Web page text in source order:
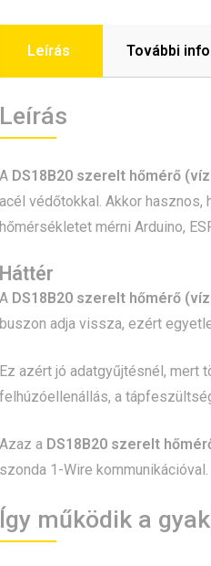
Leírás További
Leírás
A DS18B20 szerelt hőmérő
acél védőtokkal. Akkor hasznos,
hőmérsékletet mérni Arduino,
Háttér
A DS18B20 szerelt hőmérő
buszon adja vissza, ezért
Ez azért jó adatgyűjtésnél, mert
felhúzóellenállás, a
Azaz a DS18B20 szerelt
szonda 1-Wire kommunikációval.
Így működik a